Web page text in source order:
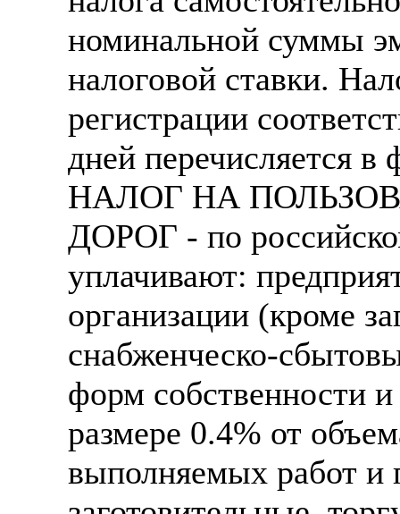
номинальной суммы
налоговой ставки.
регистрации
дней перечисляется
НАЛОГ НА
ДОРОГ - по
уплачивают:
организации (кроме
снабженческо-
форм собственности
размере 0.4% от
выполняемых работ и